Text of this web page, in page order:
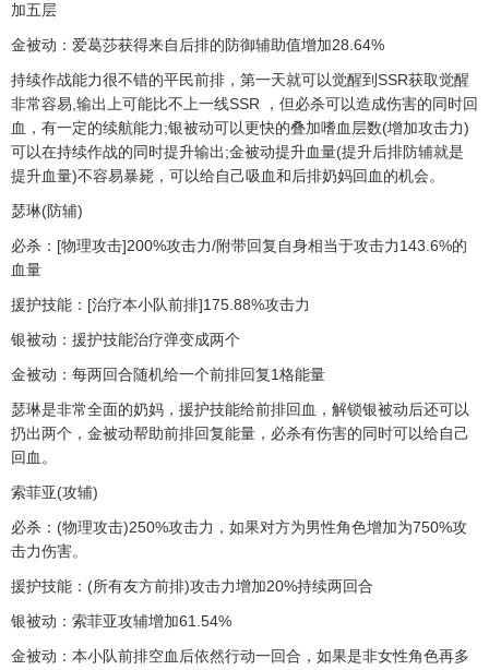
加五层
金被动：爱葛莎获得来自后排的防御辅助值增加28.64%
持续作战能力很不错的平民前排，第一天就可以觉醒到SSR获取觉醒
非常容易,输出上可能比不上一线SSR ，但必杀可以造成伤害的同时回
血，有一定的续航能力;银被动可以更快的叠加嗜血层数(增加攻击力)
可以在持续作战的同时提升输出;金被动提升血量(提升后排防辅就是
提升血量)不容易暴毙，可以给自己吸血和后排奶妈回血的机会。
瑟琳(防辅)
必杀：[物理攻击]200%攻击力/附带回复自身相当于攻击力143.6%的
血量
援护技能：[治疗本小队前排]175.88%攻击力
银被动：援护技能治疗弹变成两个
金被动：每两回合随机给一个前排回复1格能量
瑟琳是非常全面的奶妈，援护技能给前排回血，解锁银被动后还可以
扔出两个，金被动帮助前排回复能量，必杀有伤害的同时可以给自己
回血。
索菲亚(攻辅)
必杀：(物理攻击)250%攻击力，如果对方为男性角色增加为750%攻
击力伤害。
援护技能：(所有友方前排)攻击力增加20%持续两回合
银被动：索菲亚攻辅增加61.54%
金被动：本小队前排空血后依然行动一回合，如果是非女性角色再多